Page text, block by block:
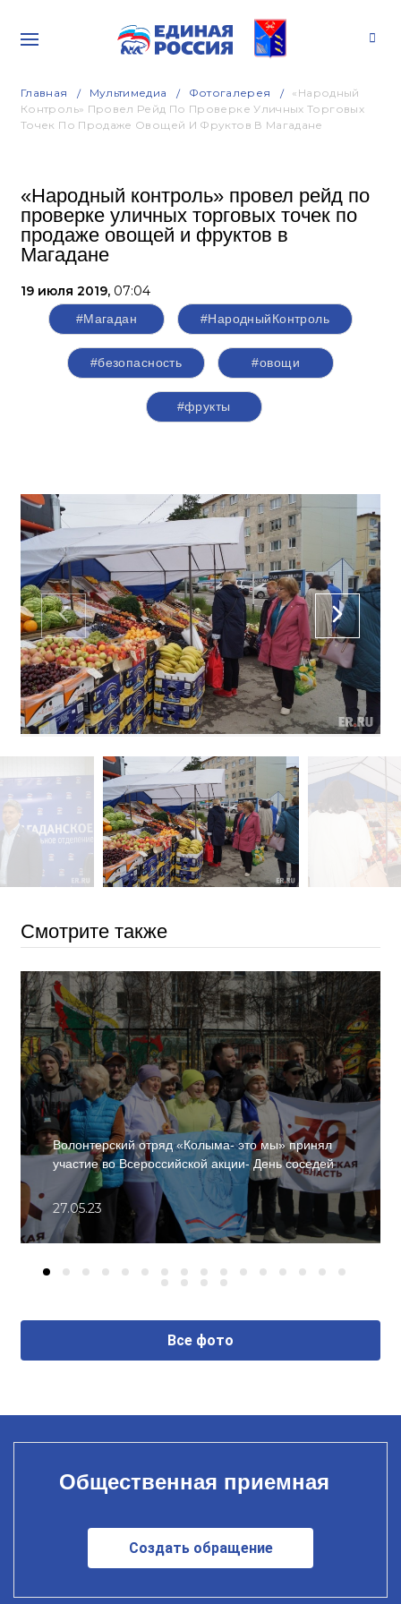
Главная Мультимедиа Фотогалерея
«Народный
Контроль» Провел Рейд По Проверке Уличных Торговых
Точек По Продаже Овощей И Фруктов В Магадане
«Народный контроль» провел рейд по
проверке уличных торговых точек по
продаже овощей и фруктов в
Магадане
19 июля 2019, 07:04
#Магадан #НародныйКонтроль
#безопасность #овощи
#фрукты
Смотрите также
Волонтерский отряд «Колыма- это мы» принял
участие во Всероссийской акции- День соседей
27.05.23
Все фото
Общественная приемная
Создать обращение